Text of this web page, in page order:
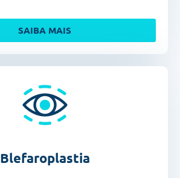
SAIBA MAIS
Blefaroplastia